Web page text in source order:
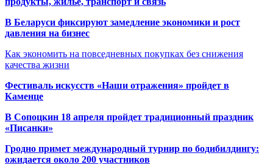
В Беларуси фиксируют замедление экономики и рост
давления на бизнес
Как экономить на повседневных покупках без снижения
качества жизни
Фестиваль искусств «Наши отражения» пройдет в
Каменце
В Сопоцкин 18 апреля пройдет традиционный праздник
«Писанки»
Гродно примет международный турнир по бодибилдингу:
ожидается около 200 участников